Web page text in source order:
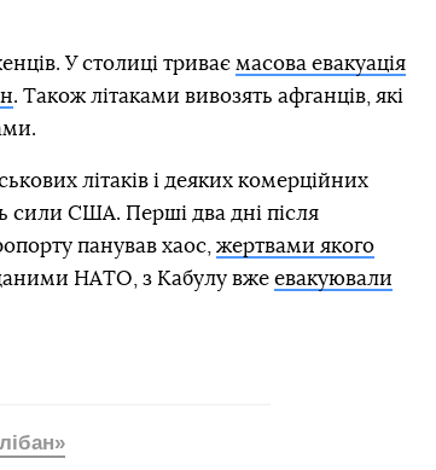
У столиці триває масова евакуація
. Також літаками вивозять афганців, які
літаків і деяких комерційних
сили США. Перші два дні після
панував хаос, жертвами якого
НАТО, з Кабулу вже евакуювали